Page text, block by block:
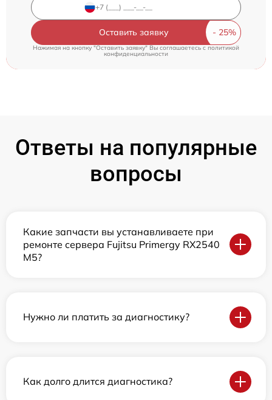
Оставить заявку
Нажимая на кнопку "Оставить заявку" Вы соглашаетесь cполитикой
конфиденциальности
Ответы на популярные
вопросы
Какие запчасти вы устанавливаете при
ремонте сервера Fujitsu Primergy RX2540
M5?
Нужно ли платить за диагностику?
Как долго длится диагностика?